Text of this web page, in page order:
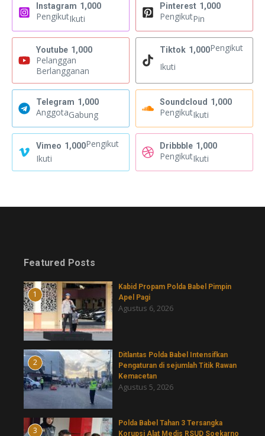
Instagram 1,000
PengikutIkuti
Pinterest 1,000
PengikutPin
Youtube 1,000
Pelanggan
Berlangganan
Tiktok 1,000Pengikut
Ikuti
Telegram 1,000
AnggotaGabung
Soundcloud 1,000
PengikutIkuti
Vimeo 1,000Pengikut
Ikuti
Dribbble 1,000
PengikutIkuti
Featured Posts
1
Kabid Propam Polda Babel Pimpin
Apel Pagi
Agustus 6, 2026
2
Ditlantas Polda Babel Intensifkan
Pengaturan di sejumlah Titik Rawan
Kemacetan
Agustus 5, 2026
3
Polda Babel Tahan 3 Tersangka
Korupsi Alat Medis RSUD Soekarno